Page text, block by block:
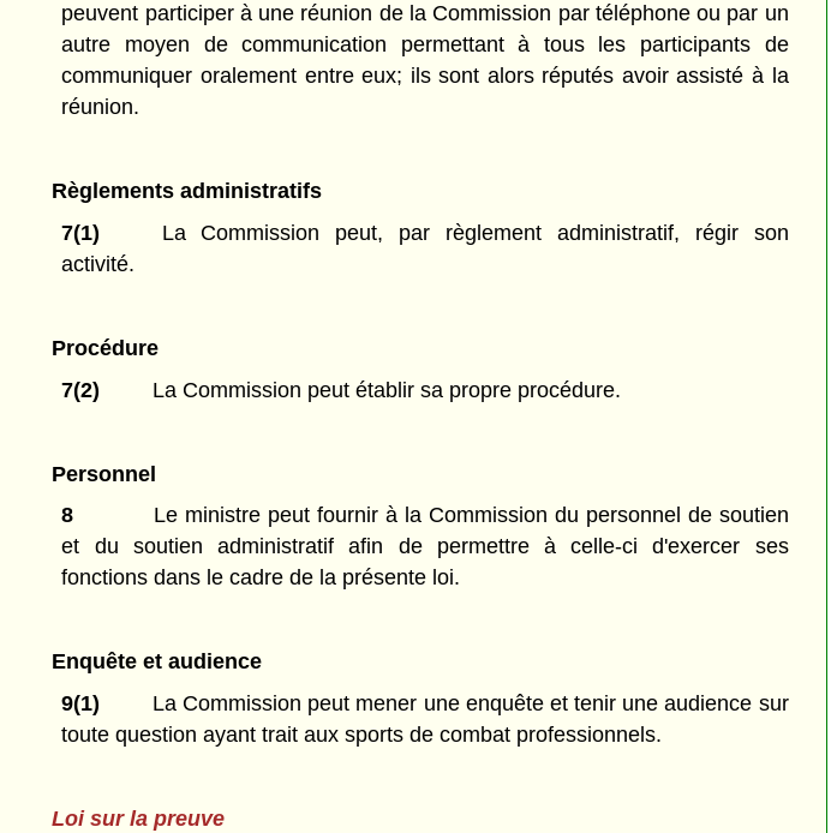
peuvent participer à une réunion de la Commission par téléphone ou par un
autre moyen de communication permettant à tous les participants de
communiquer oralement entre eux; ils sont alors réputés avoir assisté à la
réunion.
Règlements administratifs
7(1)
La Commission peut, par règlement administratif, régir son
activité.
Procédure
7(2)
La Commission peut établir sa propre procédure.
Personnel
8
Le ministre peut fournir à la Commission du personnel de soutien
et du soutien administratif afin de permettre à celle-ci d'exercer ses
fonctions dans le cadre de la présente loi.
Enquête et audience
9(1)
La Commission peut mener une enquête et tenir une audience sur
toute question ayant trait aux sports de combat professionnels.
Loi sur la preuve